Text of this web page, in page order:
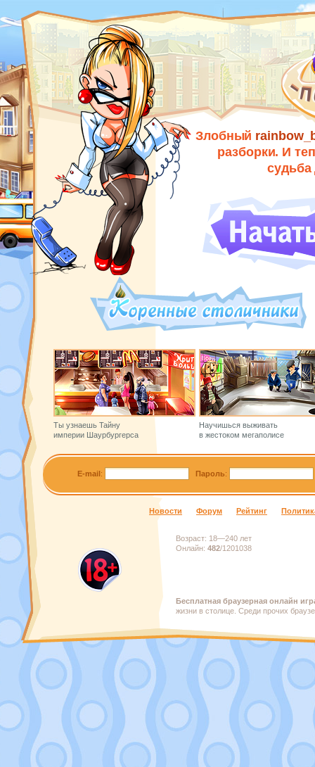
Злобный
разборки. И
судьба
Ты узнаешь Тайну
империи Шаурбургерса
Научишься выживать
в жестоком мегаполисе
E-mail: Пароль:
Новости Форум Рейтинг
Возраст: 18—240 лет
Онлайн: 482/1201038
Бесплатная браузерная онлайн
жизни в столице. Среди прочих